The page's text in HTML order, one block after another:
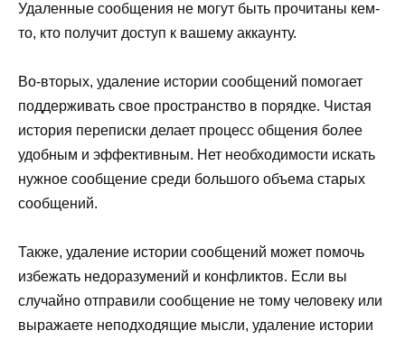
Удаленные сообщения не могут быть прочитаны кем-
то, кто получит доступ к вашему аккаунту.
Во-вторых, удаление истории сообщений помогает
поддерживать свое пространство в порядке. Чистая
история переписки делает процесс общения более
удобным и эффективным. Нет необходимости искать
нужное сообщение среди большого объема старых
сообщений.
Также, удаление истории сообщений может помочь
избежать недоразумений и конфликтов. Если вы
случайно отправили сообщение не тому человеку или
выражаете неподходящие мысли, удаление истории